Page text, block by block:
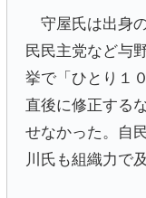
守屋氏は出身
民民主党など与
挙で「ひとり１
直後に修正する
せなかった。自
川氏も組織力で